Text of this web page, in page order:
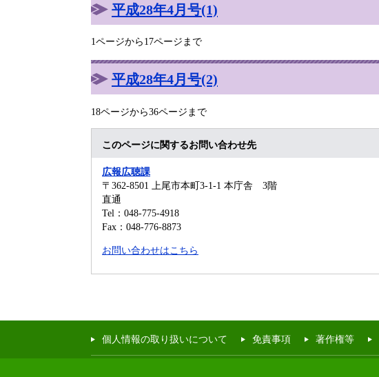
平成28年4月号(1)
1ページから17ページまで
平成28年4月号(2)
18ページから36ページまで
このページに関するお問い合わせ先
広報広聴課
〒362-8501
上尾市本町3-1-1 本庁舎 3階
直通
Tel：048-775-4918
Fax：048-776-8873
お問い合わせはこちら
個人情報の取り扱いについて 免責事項 著作権等